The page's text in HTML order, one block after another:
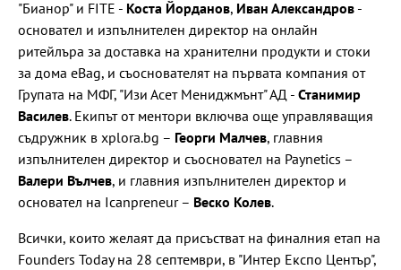
"Бианор" и FITЕ - Коста Йорданов, Иван Александров -
основател и изпълнителен директор на онлайн
ритейлъра за доставка на хранителни продукти и стоки
за дома eBag, и съоснователят на първата компания от
Групата на МФГ, "Изи Асет Мениджмънт" АД - Станимир
Василев. Екипът от ментори включва още управляващия
съдружник в xplora.bg – Георги Малчев, главния
изпълнителен директор и съосновател на Paynetics –
Валери Вълчев, и главния изпълнителен директор и
основател на Icanpreneur – Веско Колев.
Всички, които желаят да присъстват на финалния етап на
Founders Today на 28 септември, в "Интер Експо Център",